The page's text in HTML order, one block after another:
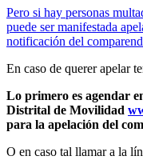
Pero si hay personas
puede ser manifestada
notificación del
En caso de querer apelar
Lo primero es agendar
Distrital de Movilidad
para la apelación del
O en caso tal llamar a la